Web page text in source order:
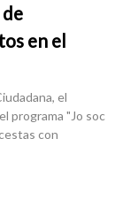
en el
el
programa "Jo soc
con